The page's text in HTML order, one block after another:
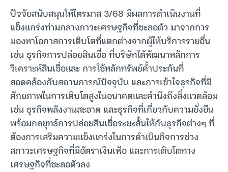
ปัจจัยสนับสนุนให้ไตรมาส 3/68 มีผลการดำเนินงานที่
แข็งแกร่งท่ามกลางภาวะเศรษฐกิจที่ชะลอตัว มาจากการ
มองหาโอกาสการเติบโตที่แตกต่างจากผู้ให้บริการรายอื่น
เช่น ธุรกิจการปล่อยสินเชื่อ ที่บริษัทได้พัฒนาหลักการ
วิเคราะห์สินเชื่อและ การใช้หลักทรัพย์ค้ำประกันที่
สอดคล้องกับสถานการณ์ปัจจุบัน และการเข้าใจธุรกิจที่มี
ศักยภาพในการเติบโตสูงในอนาคตและคำนึงถึงสิ่งแวดล้อม
เช่น ธุรกิจพลังงานสะอาด และธุรกิจที่เกี่ยวกับความยั่งยืน
พร้อมกลยุทธ์การปล่อยสินเชื่อระยะสั้นให้กับธุรกิจต่างๆ ที่
ต้องการเสริมความแข็งแกร่งในการดำเนินกิจการช่วง
สภาวะเศรษฐกิจที่มีอัตราเงินเฟ้อ และการเติบโตทาง
เศรษฐกิจที่ชะลอตัวลง